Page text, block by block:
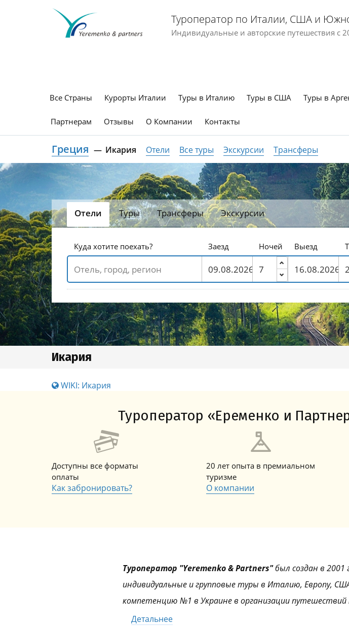
Туроператор по Италии, США и
Индивидуальные и авторские путешествия с
Все Страны Курорты Италии Туры в Италию Туры в США Туры в
Партнерам Отзывы О Компании Контакты
Греция Икария Отели Все туры Экскурсии Трансферы
Отели Туры Трансферы Экскурсии
Куда хотите поехать? Заезд Ночей Выезд
Икария
WIKI: Икария
Туроператор «Еременко и
Доступны все форматы
оплаты
Как забронировать?
20 лет опыта в премиальном
туризме
О компании
Туроператор "Yeremenko & Partners"был создан в 2001
индивидуальные и групповые туры в Италию, Европу,
компетенцию №1 в Украине в организации
Детальнее